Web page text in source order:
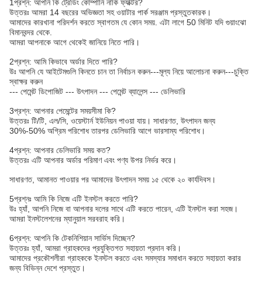
1প্রশ্ন: আপনি কি ট্রেডিং কোম্পানি নাকি ফ্যাক্টর?
উত্তরঃ আমরা 14 বছরের অভিজ্ঞতা সহ ওয়াটার পার্ক সরঞ্জাম প্রস্তুতকারক।
আমাদের কারখানা পরিদর্শন করতে স্বাগতম যে কোন সময়. এটা লাগে 50 মিনিট যদি গুয়াংঝো
বিমানবন্দর থেকে.
আমরা আপনাকে আগে থেকেই জানিয়ে নিতে পারি।
2প্রশ্ন: আমি কিভাবে অর্ডার দিতে পারি?
উঃ আপনি যে আইটেমগুলি কিনতে চান তা নির্বাচন করুন---মূল্য নিয়ে আলোচনা করুন---চুক্তি
স্বাক্ষর করুন
--- পেমেন্ট ডিপোজিট --- উৎপাদন --- পেমেন্ট ব্যালেন্স --- ডেলিভারি
3প্রশ্ন: আপনার পেমেন্টের সময়সীমা কি?
উত্তরঃ টি/টি, এল/সি, ওয়েস্টার্ন ইউনিয়ন পাওয়া যায়। সাধারণত, উৎপাদন জন্য
30%-50% অগ্রিম পরিশোধ তারপর ডেলিভারি আগে ভারসাম্য পরিশোধ।
4প্রশ্ন: আপনার ডেলিভারি সময় কত?
উত্তরঃ এটি আপনার অর্ডার পরিমাণ এবং পণ্য উপর নির্ভর করে।
সাধারণত, আমানত পাওয়ার পর আমাদের উৎপাদন সময় ১৫ থেকে ২০ কার্যদিবস।
5প্রশ্নঃ আমি কি নিজে এটি ইনস্টল করতে পারি?
উঃ হ্যাঁ, আপনি নিজে বা আপনার দলের সাথে এটি করতে পারেন, এটি ইনস্টল করা সহজ।
আমরা ইনস্টলেশনের ম্যানুয়াল সরবরাহ করি।
6প্রশ্ন: আপনি কি টেকনিশিয়ান সার্ভিস দিচ্ছেন?
উত্তরঃ হ্যাঁ, আমরা গ্রাহকদের প্রযুক্তিগত সহায়তা প্রদান করি।
আমাদের প্রকৌশলীরা গ্রাহককে ইনস্টল করতে এবং সমস্যার সমাধান করতে সহায়তা করার
জন্য বিভিন্ন দেশে প্রস্তুত।